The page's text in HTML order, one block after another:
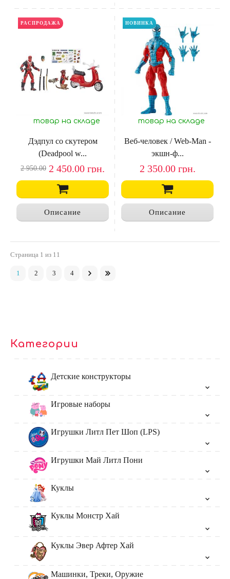
РАСПРОДАЖА
товар на складе
Дэдпул со скутером
(Deadpool w...
2 950.00 2 450.00 грн.
Описание
НОВИНКА
товар на складе
Веб-человек / Web-Man -
экшн-ф...
2 350.00 грн.
Описание
Страница 1 из 11
1 2 3 4
Категории
Детские конструкторы
Игровые наборы
Игрушки Литл Пет Шоп (LPS)
Игрушки Май Литл Пони
Куклы
Куклы Монстр Хай
Куклы Эвер Афтер Хай
Машинки, Треки, Оружие